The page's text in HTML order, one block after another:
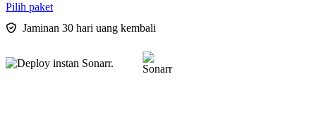
Pilih paket
Jaminan 30 hari uang kembali